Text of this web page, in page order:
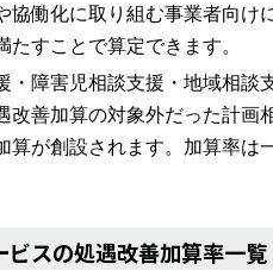
協働化に取り組む事業者向け
たすことで算定できます。
・障害児相談支援・地域相談
改善加算の対象外だった計
算が創設されます。加算率は
スの処遇改善加算率一覧